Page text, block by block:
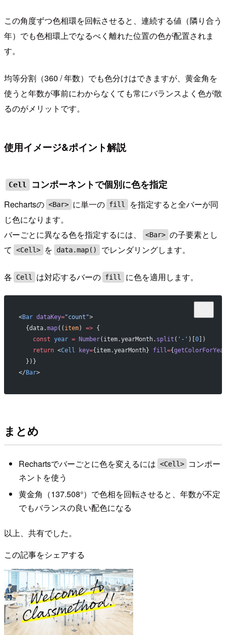
この角度ずつ色相環を回転させると、連続する値（隣り合う
年）でも色相環上でなるべく離れた位置の色が配置されま
す。
均等分割（360 / 年数）でも色分けはできますが、黄金角を
使うと年数が事前にわからなくても常にバランスよく色が散
るのがメリットです。
使用イメージ&ポイント解説
Cell コンポーネントで個別に色を指定
Rechartsの <Bar> に単一の fill
を指定すると全バーが同
じ色になります。
バーごとに異なる色を指定するには、
<Bar> の子要素とし
て
<Cell> を data.map() でレンダリングします。
各 Cell は対応するバーの fill に色を適用します。
<Bar dataKey="count">
  {data.
map(( item) => {
    const
year = Number(item.yearMonth. split ( '-' )[ 0])
    return
<Cell key={item.yearMonth} fill={
  })}
</ Bar>
まとめ
Rechartsでバーごとに色を変えるには <Cell>
コンポー
ネントを使う
黄金角（137.508°）で色相を回転させると、年数が不定
でもバランスの良い配色になる
以上、共有でした。
この記事をシェアする